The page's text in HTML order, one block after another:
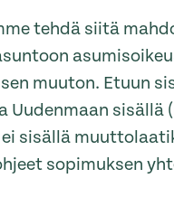
tehdä siitä
muuton. Etuun
Uudenmaan sisällä
sisällä
sopimuksen